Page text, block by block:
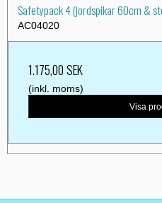
Safetypack 4 (jordspikar 60cm &
AC04020
1.175,00 SEK
(inkl. moms)
Visa